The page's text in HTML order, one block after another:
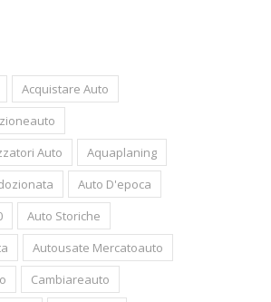
Acquistare Auto
Auto
Aquaplaning
Auto D'epoca
Auto Storiche
Autousate Mercatoauto
Cambiareauto